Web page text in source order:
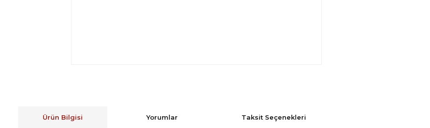
Ürün Bilgisi Yorumlar Taksit Seçenekleri